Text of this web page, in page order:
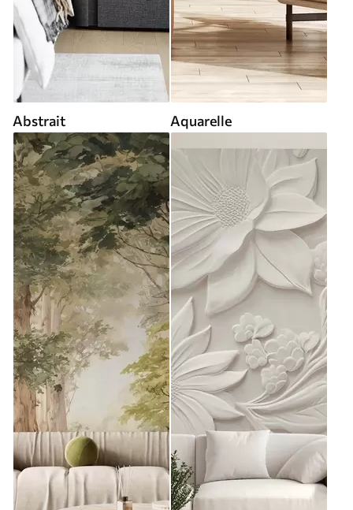
Abstrait Aquarelle